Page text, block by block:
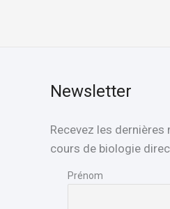
Newsletter
Recevez les
cours de biologie
Prénom